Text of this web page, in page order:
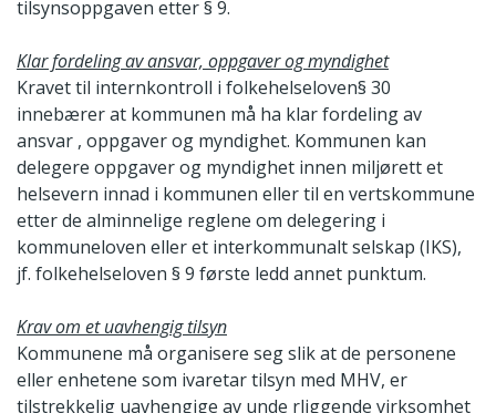
tilsynsoppgaven etter § 9.
Klar fordeling av ansvar, oppgaver og myndighet
Kravet til internkontroll i folkehelseloven§ 30
innebærer at kommunen må ha klar fordeling av
ansvar , oppgaver og myndighet. Kommunen kan
delegere oppgaver og myndighet innen miljørett et
helsevern innad i kommunen eller til en vertskommune
etter de alminnelige reglene om delegering i
kommuneloven eller et interkommunalt selskap (IKS),
jf. folkehelseloven § 9 første ledd annet punktum.
Krav om et uavhengig tilsyn
Kommunene må organisere seg slik at de personene
eller enhetene som ivaretar tilsyn med MHV, er
tilstrekkelig uavhengige av unde rliggende virksomhet